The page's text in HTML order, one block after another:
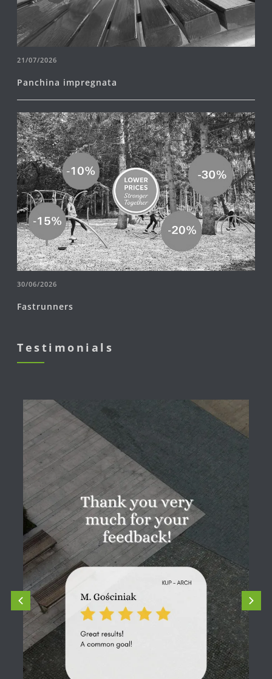
21/07/2026
Panchina impregnata
30/06/2026
Fastrunners
Testimonials